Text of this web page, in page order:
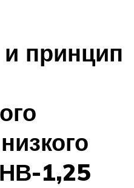
принцип
1,25